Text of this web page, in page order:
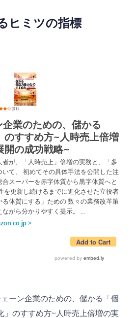
ヒミツの指標
ェーン企業のための、儲かる「個
」のすすめ方~人時売上倍増の実